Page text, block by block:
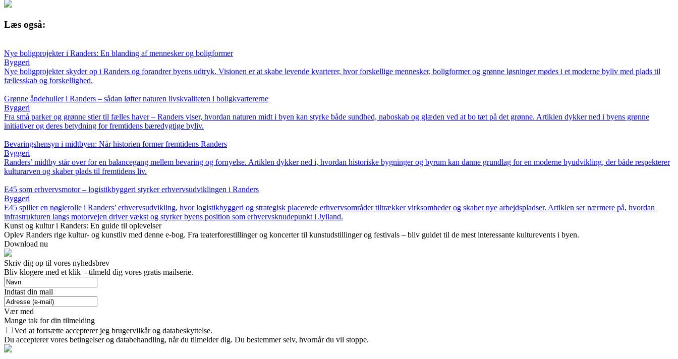
Læs også:
Nye boligprojekter i Randers: En blanding af mennesker og boligformer
Byggeri
Nye boligprojekter skyder op i Randers og forandrer byens udtryk. Visionen er at skabe levende kvarterer, hvor forskellige mennesker, boligformer og grønne løsninger mødes i et moderne byliv med plads til
fællesskab og forskellighed.
Grønne åndehuller i Randers – sådan løfter naturen livskvaliteten i boligkvartererne
Byggeri
Fra små parker og grønne stier til fælles haver – Randers viser, hvordan naturen midt i byen kan styrke både sundhed, naboskab og glæden ved at bo tæt på det grønne. Artiklen dykker ned i byens grønne
initiativer og deres betydning for fremtidens bæredygtige byliv.
Bevaringshensyn i midtbyen: Når historien former fremtidens Randers
Byggeri
Randers’ midtby står over for en balancegang mellem bevaring og fornyelse. Artiklen dykker ned i, hvordan historiske bygninger og byrum kan danne grundlag for en moderne byudvikling, der både respekterer
kulturarven og skaber plads til fremtidens liv.
E45 som erhvervsmotor – logistikbyggeri styrker erhvervsudviklingen i Randers
Byggeri
E45 spiller en nøglerolle i Randers’ erhvervsudvikling, hvor logistikbyggeri og strategisk placerede erhvervsområder tiltrækker virksomheder og skaber nye arbejdspladser. Artiklen ser nærmere på, hvordan
infrastrukturen langs motorvejen driver vækst og styrker byens position som erhvervsknudepunkt i Jylland.
Kunst og kultur i Randers: En guide til oplevelser
Oplev Randers rige kultur- og kunstliv med denne e-bog. Fra teaterforestillinger og koncerter til kunstudstillinger og festivals – bliv guidet til de mest interessante kulturevents i byen.
Download nu
Skriv dig op til vores nyhedsbrev
Bliv klogere med et klik – tilmeld dig vores gratis mailserie.
Indtast din mail
Vær med
Mange tak for din tilmelding
Ved at fortsætte accepterer jeg brugervilkår og databeskyttelse.
Du accepterer vores betingelser og databehandling, når du tilmelder dig. Du bestemmer selv, hvornår du vil stoppe.